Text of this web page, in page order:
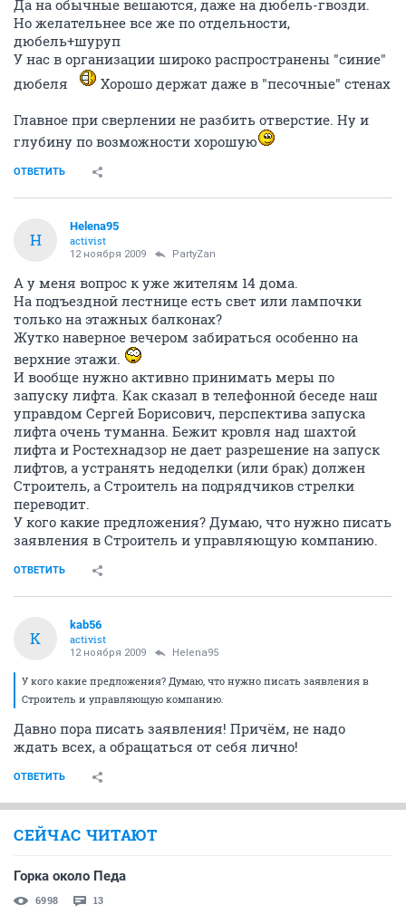
Да на обычные вешаются, даже на дюбель-гвозди.
Но желательнее все же по отдельности,
дюбель+шуруп
У нас в организации широко распространены "синие"
дюбеля
Хорошо держат даже в "песочные" стенах
Главное при сверлении не разбить отверстие. Ну и
глубину по возможности хорошую
ОТВЕТИТЬ
H
Helena95
activist
12 ноября 2009 PartyZan
А у меня вопрос к уже жителям 14 дома.
На подъездной лестнице есть свет или лампочки
только на этажных балконах?
Жутко наверное вечером забираться особенно на
верхние этажи.
И вообще нужно активно принимать меры по
запуску лифта. Как сказал в телефонной беседе наш
управдом Сергей Борисович, перспектива запуска
лифта очень туманна. Бежит кровля над шахтой
лифта и Ростехнадзор не дает разрешение на запуск
лифтов, а устранять недоделки (или брак) должен
Строитель, а Строитель на подрядчиков стрелки
переводит.
У кого какие предложения? Думаю, что нужно писать
заявления в Строитель и управляющую компанию.
ОТВЕТИТЬ
K
kab56
activist
12 ноября 2009 Helena95
У кого какие предложения? Думаю, что нужно писать заявления в
Строитель и управляющую компанию.
Давно пора писать заявления! Причём, не надо
ждать всех, а обращаться от себя лично!
ОТВЕТИТЬ
СЕЙЧАС ЧИТАЮТ
Горка около Педа
6998 13